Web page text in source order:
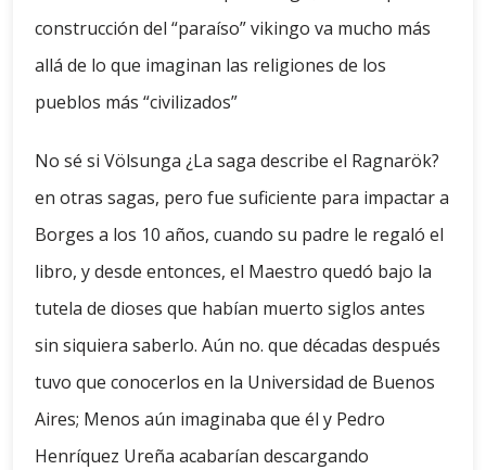
construcción del “paraíso” vikingo va mucho más
allá de lo que imaginan las religiones de los
pueblos más “civilizados”
No sé si Völsunga ¿La saga describe el Ragnarök?
en otras sagas, pero fue suficiente para impactar a
Borges a los 10 años, cuando su padre le regaló el
libro, y desde entonces, el Maestro quedó bajo la
tutela de dioses que habían muerto siglos antes
sin siquiera saberlo. Aún no. que décadas después
tuvo que conocerlos en la Universidad de Buenos
Aires; Menos aún imaginaba que él y Pedro
Henríquez Ureña acabarían descargando